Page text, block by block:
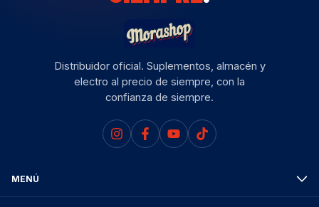
Distribuidor oficial. Suplementos, almacén y
electro al precio de siempre, con la
confianza de siempre.
MENÚ